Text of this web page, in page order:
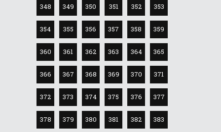
348 349 350 351 352 353
354 355 356 357 358 359
360 361 362 363 364 365
366 367 368 369 370 371
372 373 374 375 376 377
378 379 380 381 382 383